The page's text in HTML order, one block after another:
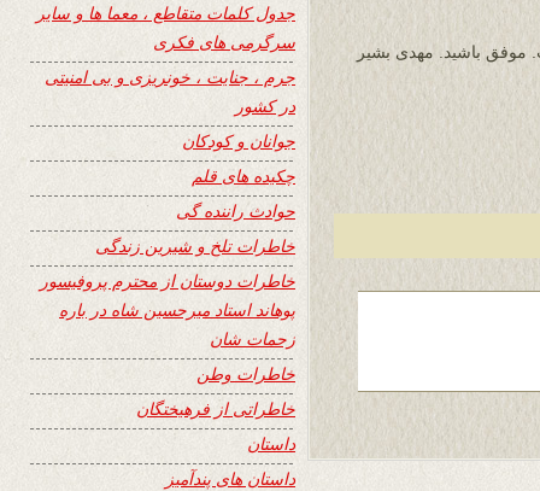
موفق باشید. مهدی بشیر
جدول کلمات متقاطع ، معما ها و سایر
سرگرمی های فکری
جرم ، جنایت ، خونریزی و بی امنیتی
در کشور
جوانان و کودکان
چکیده های قلم
حوادث راننده گی
خاطرات تلخ و شیرین زندگی
خاطرات دوستان از محترم پروفیسور
پوهاند استاد میرحسین شاه در باره
زحمات شان
خاطرات وطن
خاطراتی از فرهیختگان
داستان
داستان های پندآمیز